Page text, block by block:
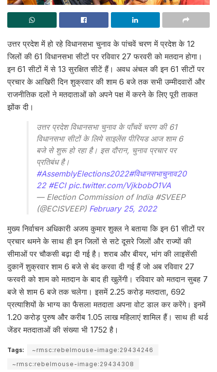
उत्तर प्रदेश में हो रहे विधानसभा चुनाव के पांचवें चरण में प्रदेश के 12
जिलों की 61 विधानसभा सीटों पर रविवार 27 फरवरी को मतदान होगा।
इन 61 सीटों में से 13 सुरक्षित सीटें हैं। अवध अंचल की इन 61 सीटों पर
प्रचार के आखिरी दिन शुक्रवार की शाम 6 बजे तक सभी उम्मीदवारों और
राजनीतिक दलों ने मतदाताओं को अपने पक्ष में करने के लिए पूरी ताकत
झोंक दी।
उत्तर प्रदेश विधानसभा चुनाव के पाँचवें चरण की 61
विधानसभा सीटों के लिये साइलेंस पीरियड आज शाम 6
बजे से शुरू हो रहा है। इस दौरान, चुनाव प्रचार पर
प्रतिबंध है।
#AssemblyElections2022#विधानसभाचुनाव20
22 #ECI pic.twitter.com/VjkbobO1VA
— Election Commission of India #SVEEP
(@ECISVEEP) February 25, 2022
मुख्य निर्वाचन अधिकारी अजय कुमार शुक्ल ने बताया कि इन 61 सीटों पर
प्रचार थमने के साथ ही इन जिलों से सटे दूसरे जिलों और राज्यों की
सीमाओं पर चौकसी बढ़ा दी गई है। शराब और बीयर, भांग की लाइसेंसी
दुकानें शुक्रवार शाम 6 बजे से बंद करवा दी गई हैं जो अब रविवार 27
फरवरी को शाम को मतदान के बाद ही खुलेंगी। रविवार को मतदान सुबह 7
बजे से शाम 6 बजे तक चलेगा। इसमें 2.25 करोड़ मतदाता, 692
प्रत्याशियों के भाग्य का फैसला मतदाता अपना वोट डाल कर करेंगे। इनमें
1.20 करोड़ पुरुष और करीब 1.05 लाख महिलाएं शामिल हैं। साथ ही थर्ड
जेंडर मतदाताओं की संख्या भी 1752 है।
Tags:
~rmsc:rebelmouse-image:29434246
~rmsc:rebelmouse-image:29434308